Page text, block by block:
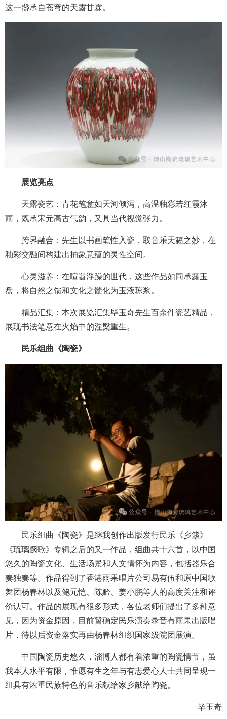
这一盏承自苍穹的天露甘霖。
展览亮点
天露瓷艺：青花笔意如天河倾泻，高温釉彩若红霞沐
雨，既承宋元高古气韵，又具当代视觉张力。
跨界融合：先生以书画笔性入瓷，取音乐天籁之妙，在
釉彩交融间构建出抽象意蕴的灵性空间。
心灵滋养：在喧嚣浮躁的世代，这些作品如同承露玉
盘，将自然之馈和文化之髓化为玉液琼浆。
精品汇集：本次展览汇集毕玉奇先生百余件瓷艺精品，
展现书法笔意在火焰中的涅槃重生。
民乐组曲《陶瓷》
民乐组曲《陶瓷》是继我创作出版发行民乐《乡籁》
《琉璃阙歌》专辑之后的又一作品，组曲共十六首，以中国
悠久的陶瓷文化、生活场景和人文情怀为内容，包括器乐合
奏独奏等。作品得到了香港雨果唱片公司易有伍和原中国歌
舞团杨春林以及鲍元恺、陈黔、姜小鹏等人的高度关注和评
价认可。作品的展现有很多形式，各位老师们提出了多种意
见，因为资金原因，目前暂确定民乐演奏录音有雨果出版唱
片，待以后资金落实再由杨春林组织国家级院团展演。
中国陶瓷历史悠久，淄博人都有着浓重的陶瓷情节，虽
我本人水平有限，惟愿有生之年与有志爱心人士共同呈现一
组具有浓重民族特色的音乐献给家乡献给陶瓷。
——毕玉奇